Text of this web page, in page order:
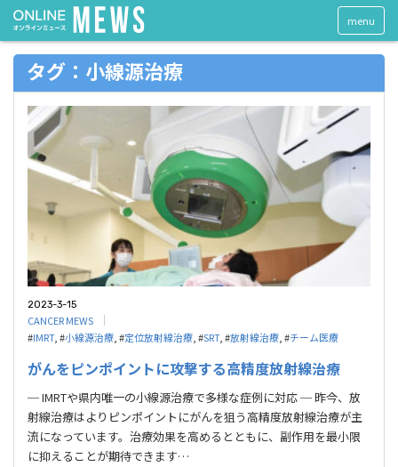
menu
タグ：⼩線源治療
2023-3-15
CANCER MEWS
#IMRT, #⼩線源治療 , #定位放射線治療 , #SRT, #放射線治療 , #チーム医療
がんをピンポイントに攻撃する高精度放射線治療
─ IMRTや県内唯一の小線源治療で多様な症例に対応 ─ 昨今、放
射線治療はよりピンポイントにがんを狙う⾼精度放射線治療が主
流になっています。治療効果を⾼めるとともに、副作⽤を最⼩限
に抑えることが期待できます…